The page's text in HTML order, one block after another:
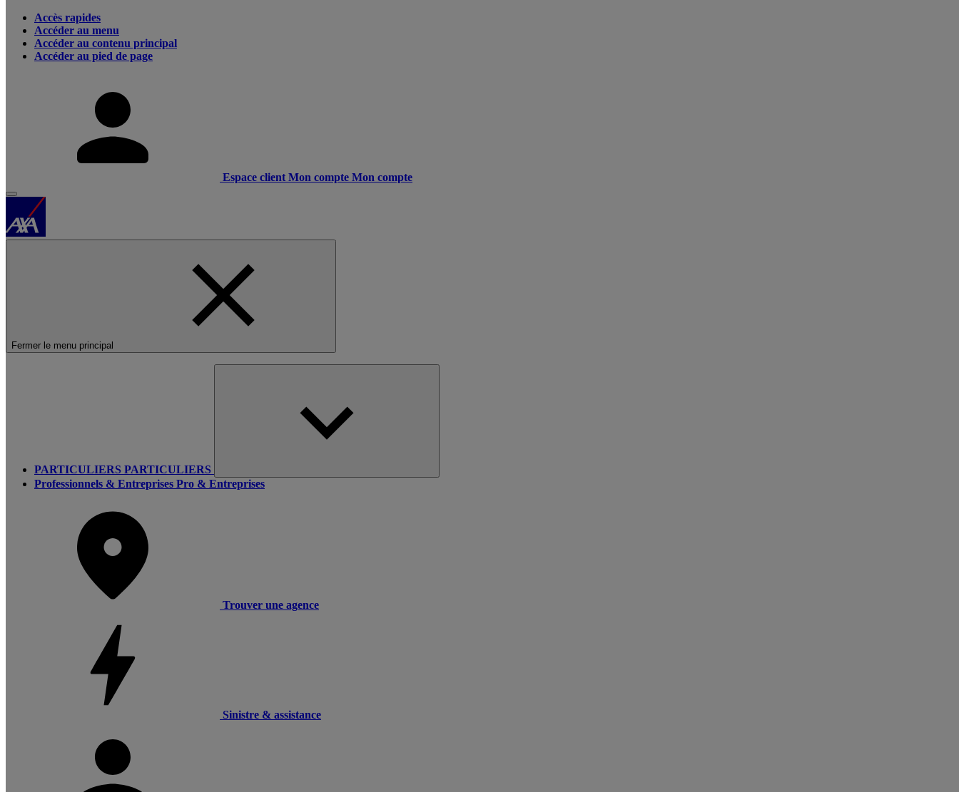
Accès rapides
Accéder au menu
Accéder au contenu principal
Accéder au pied de page
Espace client Mon compte Mon compte
Fermer le menu principal
PARTICULIERS PARTICULIERS
Professionnels & Entreprises Pro & Entreprises
Trouver une agence
Sinistre & assistance